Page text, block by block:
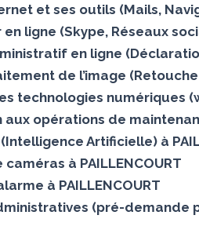
et ses outils (Mails,
ligne (Skype, Réseaux
en ligne
de l’image (Retouche
technologies numériques
opérations de
Artificielle) à
à PAILLENCOURT
à PAILLENCOURT
(pré-demande